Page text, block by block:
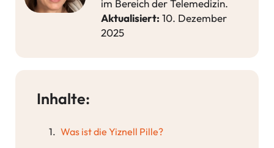
im Bereich der Telemedizin.
Aktualisiert: 10. Dezember
2025
Inhalte:
Was ist die Yiznell Pille?